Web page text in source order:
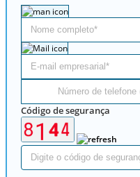
Código de segurança